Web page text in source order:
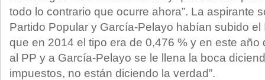
todo lo contrario que ocurre ahora”. La aspirante
Partido Popular y García-Pelayo habían subido
que en 2014 el tipo era de 0,476 % y en este año
al PP y a García-Pelayo se le llena la boca
impuestos, no están diciendo la verdad”.